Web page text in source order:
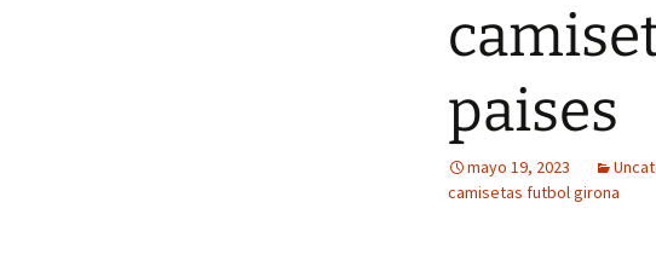
paises
mayo 19, 2023
camisetas futbol girona